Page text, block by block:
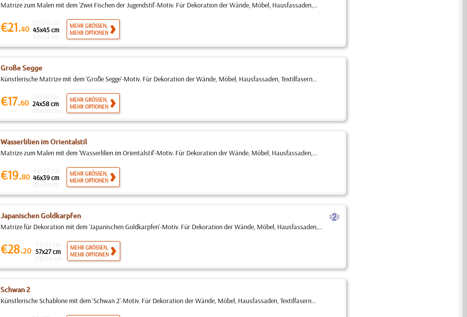
Matrize zum Malen mit dem 'Zwei Fischen der Jugendstil'-Motiv. Für Dekoration der Wände, Möbel, Hausfassaden,...
€21.40 45x45 cm
MEHR GRÖSSEN,
MEHR OPTIONEN
Große Segge
Künstlerische Matrize mit dem 'Große Segge'-Motiv. Für Dekoration der Wände, Möbel, Hausfassaden, Textilfasern...
€17.60 24x58 cm
MEHR GRÖSSEN,
MEHR OPTIONEN
Wasserlilien im Orientalstil
Matrize zum Malen mit dem 'Wasserlilien im Orientalstil'-Motiv. Für Dekoration der Wände, Möbel, Hausfassaden,...
€19.80 46x39 cm
MEHR GRÖSSEN,
MEHR OPTIONEN
Japanischen Goldkarpfen b
Matrize für Dekoration mit dem 'Japanischen Goldkarpfen'-Motiv. Für Dekoration der Wände, Möbel, Hausfassaden,...
€28.20 57x27 cm
MEHR GRÖSSEN,
MEHR OPTIONEN
Schwan 2
Künstlerische Schablone mit dem 'Schwan 2'-Motiv. Für Dekoration der Wände, Möbel, Hausfassaden, Textilfasern...